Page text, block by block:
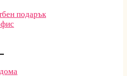
подарък